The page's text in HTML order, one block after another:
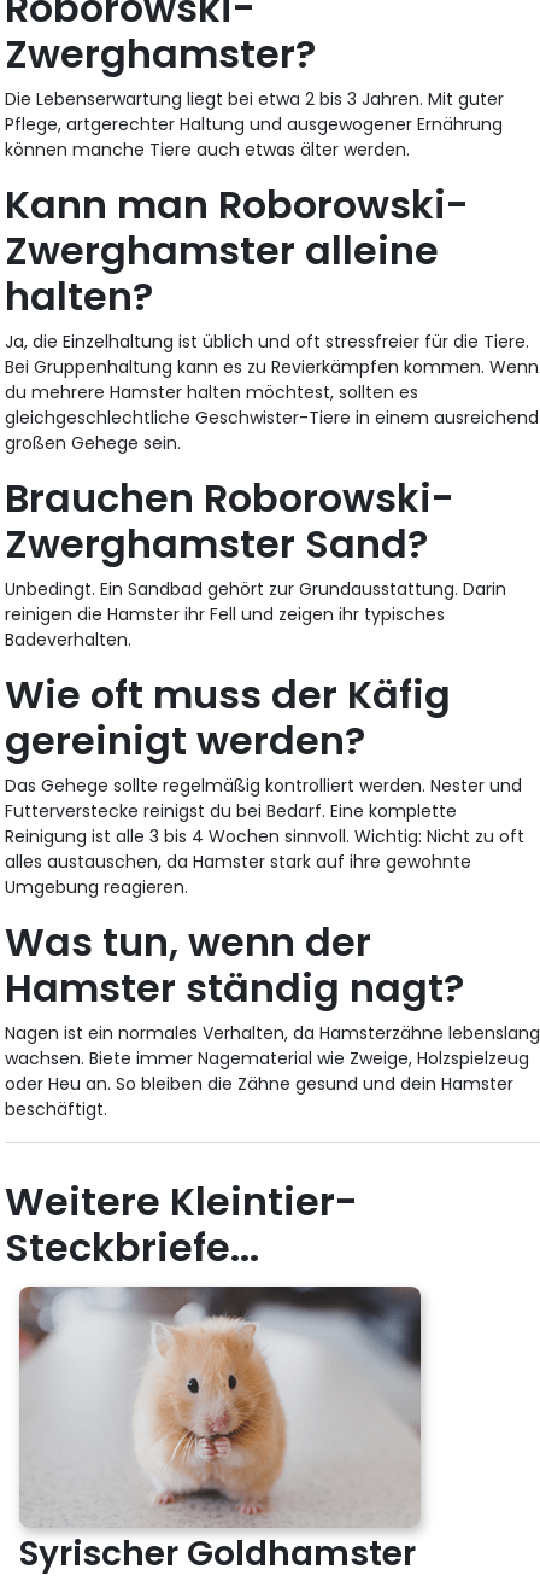
Zwerghamster?
Die Lebenserwartung liegt bei etwa 2 bis 3 Jahren. Mit guter
Pflege, artgerechter Haltung und ausgewogener Ernährung
können manche Tiere auch etwas älter werden.
Kann man Roborowski-
Zwerghamster alleine
halten?
Ja, die Einzelhaltung ist üblich und oft stressfreier für die Tiere.
Bei Gruppenhaltung kann es zu Revierkämpfen kommen. Wenn
du mehrere Hamster halten möchtest, sollten es
gleichgeschlechtliche Geschwister-Tiere in einem ausreichend
großen Gehege sein.
Brauchen Roborowski-
Zwerghamster Sand?
Unbedingt. Ein Sandbad gehört zur Grundausstattung. Darin
reinigen die Hamster ihr Fell und zeigen ihr typisches
Badeverhalten.
Wie oft muss der Käfig
gereinigt werden?
Das Gehege sollte regelmäßig kontrolliert werden. Nester und
Futterverstecke reinigst du bei Bedarf. Eine komplette
Reinigung ist alle 3 bis 4 Wochen sinnvoll. Wichtig: Nicht zu oft
alles austauschen, da Hamster stark auf ihre gewohnte
Umgebung reagieren.
Was tun, wenn der
Hamster ständig nagt?
Nagen ist ein normales Verhalten, da Hamsterzähne lebenslang
wachsen. Biete immer Nagematerial wie Zweige, Holzspielzeug
oder Heu an. So bleiben die Zähne gesund und dein Hamster
beschäftigt.
Weitere Kleintier-
Steckbriefe...
Syrischer Goldhamster